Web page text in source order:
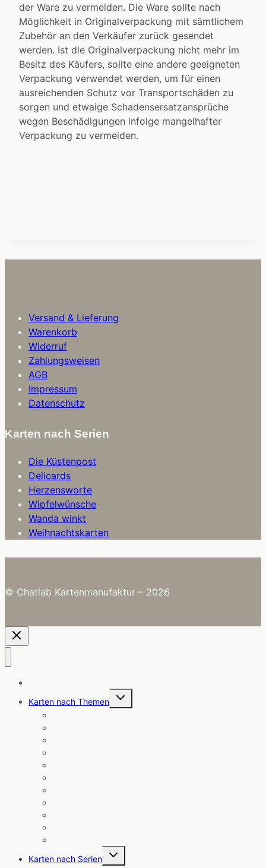
der Ware zu vermeiden. Die Ware sollte nach
Möglichkeit in Originalverpackung mit sämtlichem
Zubehör an den Verkäufer zurück gesendet
werden. Ist die Originalverpackung nicht mehr im
Besitz des Käufers, sollte eine andere geeigneten
Verpackung verwendet werden, um für einen
ausreichenden Schutz vor Transportschäden zu
sorgen und etwaige Schadensersatzansprüche
wegen Beschädigungen infolge mangelhafter
Verpackung zu vermeiden.
Versand & Lieferung
Warenkorb
Widerruf
Zahlungsweisen
AGB
Impressum
Datenschutz
Karten nach Serien
Die Küstenpost
Delicards
Herzensworte
Wipfelwünsche
Wanda winkt
Weihnachtskarten
© Chatlab Kartenmanufaktur – 2026
Karten nach Themen
Untermenü
Karten nach Serien
Untermenü